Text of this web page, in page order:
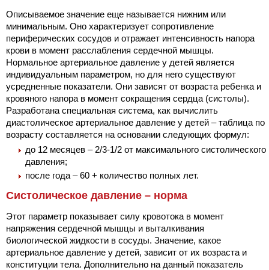
Описываемое значение еще называется нижним или
минимальным. Оно характеризует сопротивление
периферических сосудов и отражает интенсивность напора
крови в момент расслабления сердечной мышцы.
Нормальное артериальное давление у детей является
индивидуальным параметром, но для него существуют
усредненные показатели. Они зависят от возраста ребенка и
кровяного напора в момент сокращения сердца (систолы).
Разработана специальная система, как вычислить
диастолическое артериальное давление у детей – таблица по
возрасту составляется на основании следующих формул:
до 12 месяцев – 2/3-1/2 от максимального систолического
давления;
после года – 60 + количество полных лет.
Систолическое давление – норма
Этот параметр показывает силу кровотока в момент
напряжения сердечной мышцы и выталкивания
биологической жидкости в сосуды. Значение, какое
артериальное давление у детей, зависит от их возраста и
конституции тела. Дополнительно на данный показатель